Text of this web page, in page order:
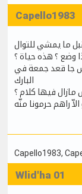
Capello1983
وضع ؟ هذه حياة ؟
جا قعد جمعة في
البارك
مازال فيها كلام ؟
راهم حرمونا منّه
Capello1983,
Wlid'ha 01